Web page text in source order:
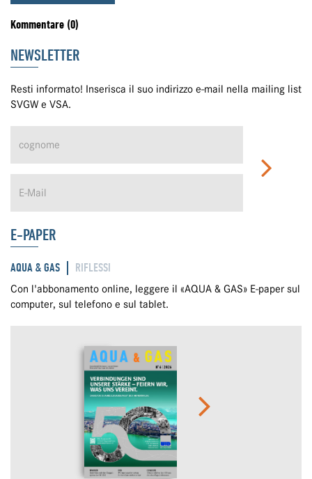
Kommentare (0)
NEWSLETTER
Resti informato! Inserisca il suo indirizzo e-mail nella mailing list
SVGW e VSA.
E-PAPER
AQUA & GAS RIFLESSI
Con l'abbonamento online, leggere il «AQUA & GAS» E-paper sul
computer, sul telefono e sul tablet.